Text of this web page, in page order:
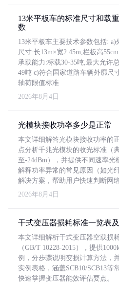
13米平板车的标准尺寸和载
数
13米平板车主要技术参数包括: a)
尺寸:长13m×宽2.45m,栏板高
承载能力:标载30-35吨,最大允许
49吨 c)符合国家道路车辆外廓尺
轴荷限值标准
2026年8月4日
光模块接收功率多少是正常
本文详细解答光模块接收功率的
点分析千兆光模块的收光标准（
至-24dBm），并提供不同速率
解释功率异常的常见原因（如光
解决方案，帮助用户快速判断网
2026年8月4日
干式变压器损耗标准一览表
本文详细解析干式变压器空载损
（GB/T 10228-2015），提供
例，分步骤说明变损计算方法，
实例表格，涵盖SCB10/SCB13等
快速掌握变压器能效评估要点。